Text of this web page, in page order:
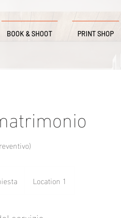
BOOK & SHOOT PRINT SHOP
Location 1